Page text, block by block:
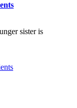
sister is